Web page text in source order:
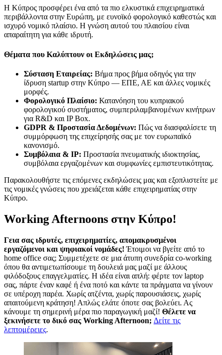
Η Κύπρος προσφέρει ένα από τα πιο ελκυστικά επιχειρηματικά
περιβάλλοντα στην Ευρώπη, με ευνοϊκό φορολογικό καθεστώς και
ισχυρό νομικό πλαίσιο. Η γνώση αυτού του πλαισίου είναι
απαραίτητη για κάθε ιδρυτή.
Θέματα που Καλύπτουν οι Εκδηλώσεις μας;
Σύσταση Εταιρείας: Βήμα προς βήμα οδηγός για την
ίδρυση startup στην Κύπρο — ΕΠΕ, ΑΕ και άλλες νομικές
μορφές.
Φορολογικό Πλαίσιο: Κατανόηση του κυπριακού
φορολογικού συστήματος, συμπεριλαμβανομένων κινήτρων
για R&D και IP Box.
GDPR & Προστασία Δεδομένων: Πώς να διασφαλίσετε τη
συμμόρφωση της επιχείρησής σας με τον ευρωπαϊκό
κανονισμό.
Συμβόλαια & IP: Προστασία πνευματικής ιδιοκτησίας,
συμβόλαια εργαζομένων και συμφωνίες εμπιστευτικότητας.
Παρακολουθήστε τις επόμενες εκδηλώσεις μας και εξοπλιστείτε με
τις νομικές γνώσεις που χρειάζεται κάθε επιχειρηματίας στην
Κύπρο.
Working Afternoons στην Κύπρο!
Γεια σας ιδρυτές, επιχειρηματίες, απομακρυσμένοι
εργαζόμενοι και ψηφιακοί νομάδες! Έτοιμοι να βγείτε από το
home office σας; Συμμετέχετε σε μια άτυπη συνεδρία co-working
όπου θα αντιμετωπίσουμε τη δουλειά μας μαζί με άλλους
φιλόδοξους επαγγελματίες. Η ιδέα είναι απλή: φέρτε τον laptop
σας, πάρτε έναν καφέ ή ένα ποτό και κάντε τα πράγματα να γίνουν
σε υπέροχη παρέα. Χωρίς ατζέντα, χωρίς παρουσιάσεις, χωρίς
απαιτούμενη κράτηση! Απλώς ελάτε όποτε σας βολεύει. Ας
κάνουμε τη σημερινή μέρα πιο παραγωγική μαζί! Θέλετε να
ξεκινήσετε το δικό σας Working Afternoon; Δείτε τις
λεπτομέρειες.